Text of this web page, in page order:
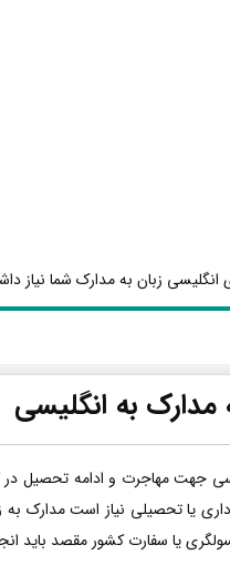
زبان به مدارک شما نیاز
به انگلیسی
جهت مهاجرت و ادامه تحصیل
یا تحصیلی نیاز است مدارک
یا سفارت کشور مقصد باید